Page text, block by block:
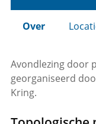
Over
Avondlezing door
georganiseerd
Kring.